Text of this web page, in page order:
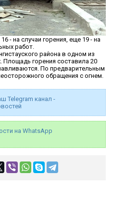
- на случаи горения, еще 19 - на
работ.
района в одном из
горения составила 20
По предварительным
обращения с огнем.
Telegram канал -
на WhatsApp